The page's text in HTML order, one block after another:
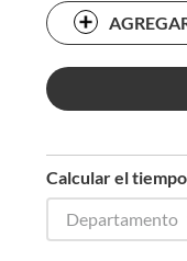
Calcular el
Departamento